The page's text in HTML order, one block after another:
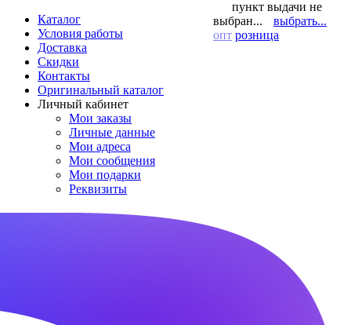
Каталог
Условия работы
Доставка
Скидки
Контакты
Оригинальный каталог
Личный кабинет
Мои заказы
Личные данные
Мои адреса
Мои сообщения
Мои подарки
Реквизиты
пункт выдачи не
выбран...
выбрать...
опт розница